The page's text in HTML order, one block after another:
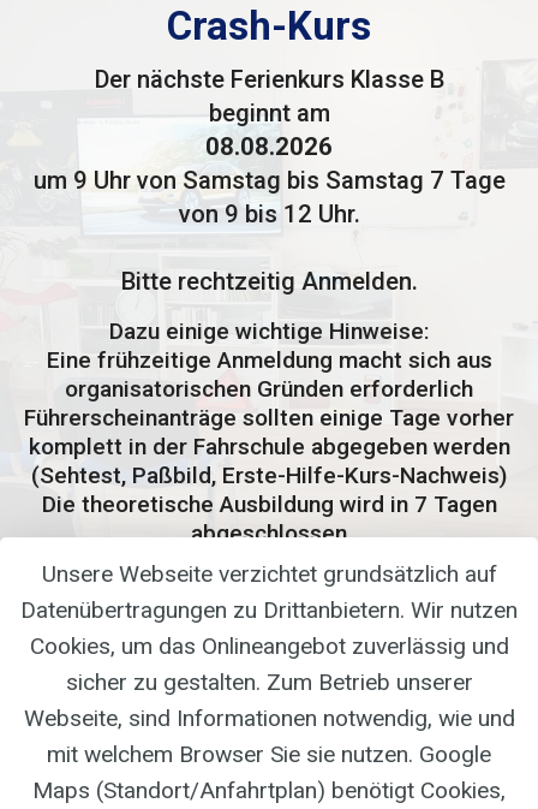
Crash-Kurs
Der nächste Ferienkurs Klasse B
beginnt am
08.08.2026
um 9 Uhr von Samstag bis Samstag 7 Tage
von 9 bis 12 Uhr.
Bitte rechtzeitig Anmelden.
Dazu einige wichtige Hinweise:
Eine frühzeitige Anmeldung macht sich aus
organisatorischen Gründen erforderlich
Führerscheinanträge sollten einige Tage vorher
komplett in der Fahrschule abgegeben werden
(Sehtest, Paßbild, Erste-Hilfe-Kurs-Nachweis)
Die theoretische Ausbildung wird in 7 Tagen
abgeschlossen
Für weitere Fragen oder Informationen, bezüglich
des nächsten oder des aktuellen Ferienkurses,
stehe ich Ihnen gerne zur Verfügung.
Unsere Webseite verzichtet grundsätzlich auf
Datenübertragungen zu Drittanbietern. Wir nutzen
Cookies, um das Onlineangebot zuverlässig und
sicher zu gestalten. Zum Betrieb unserer
Webseite, sind Informationen notwendig, wie und
mit welchem Browser Sie sie nutzen. Google
Maps (Standort/Anfahrtplan) benötigt Cookies,